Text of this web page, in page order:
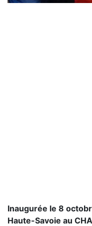
Inaugurée le 8
Haute-Savoie au